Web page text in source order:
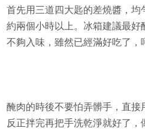
首先用三道四大匙的差燒醬，
約兩個小時以上。冰箱建議最
不夠入味，雖然已經滿好吃了，
醃肉的時後不要怕弄髒手，直接
反正拌完再把手洗乾淨就好了，